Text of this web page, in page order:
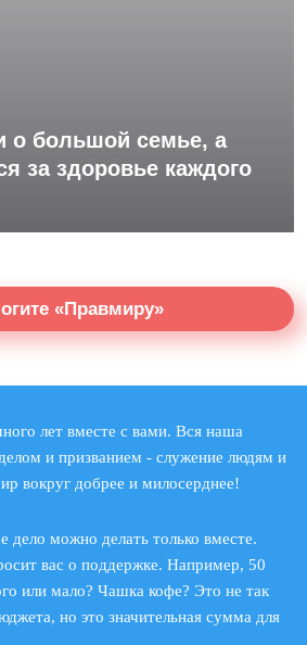
о большой семье, а
за здоровье каждого
«Правмиру»
лет вместе с вами. Вся наша
и призванием - служение людям и
вокруг добрее и милосерднее!
дело можно делать только вместе.
вас о поддержке. Например, 50
или мало? Чашка кофе? Это не так
но это значительная сумма для